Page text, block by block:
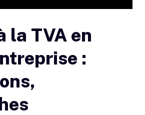
la TVA en
: